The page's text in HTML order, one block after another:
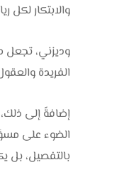
والابتكار لكل
وديزني، تجعل
الفريدة
إضافةً إلى
الضوء على
بالتفصيل، بل